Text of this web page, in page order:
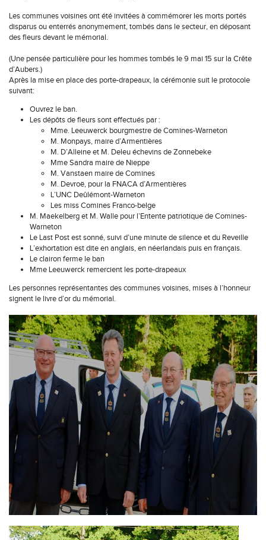
Les communes voisines ont été invitées à commémorer les morts portés
disparus ou enterrés anonymement, tombés dans le secteur, en déposant
des fleurs devant le mémorial.
(Une pensée particulière pour les hommes tombés le 9 mai 15 sur la Crête
d’Aubers.)
Après la mise en place des porte-drapeaux, la cérémonie suit le protocole
suivant:
Ouvrez le ban.
Les dépôts de fleurs sont effectués par :
Mme. Leeuwerck bourgmestre de Comines-Warneton
M. Monpays, maire d’Armentières
M. D’Alleine et M. Deleu échevins de Zonnebeke
Mme Sandra maire de Nieppe
M. Vanstaen maire de Comines
M. Devroë, pour la FNACA d’Armentières
L’UNC Deûlémont-Warneton
Les miss Comines Franco-belge
M. Maekelberg et M. Walle pour l’Entente patriotique de Comines-
Warneton
Le Last Post est sonné, suivi d’une minute de silence et du Reveille
L’exhortation est dite en anglais, en néerlandais puis en français.
Le clairon ferme le ban
Mme Leeuwerck remercient les porte-drapeaux
Les personnes représentantes des communes voisines, mises à l’honneur
signent le livre d’or du mémorial.